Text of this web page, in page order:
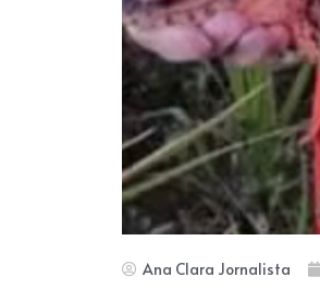
Ana Clara Jornalista